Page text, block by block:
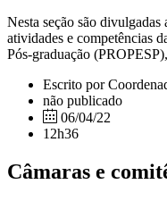
Nesta seção são divulgadas
atividades e competências
Pós-graduação
Escrito por
não publicado
06/04/22
12h36
Câmaras e